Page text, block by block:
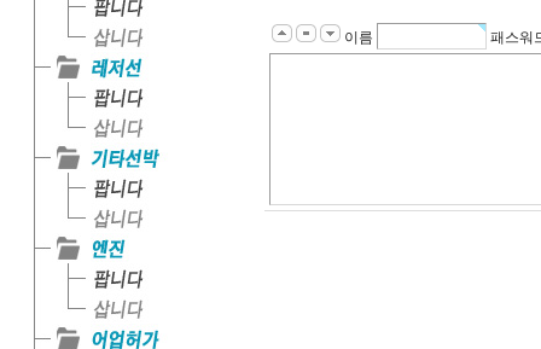
이름 패스워